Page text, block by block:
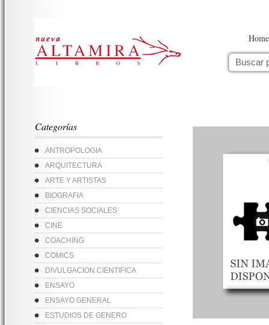
Home
Categorías
ANTROPOLOGIA
ARQUITECTURA
ARTE Y ARTISTAS
BIOGRAFIA
CIENCIAS SOCIALES
CINE
COACHING
COMICS
DIVULGACION CIENTIFICA
ENSAYO
ENSAYO GENERAL
ESTUDIOS DE GENERO